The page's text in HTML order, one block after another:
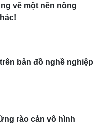
về một nền nông
bản đồ nghề nghiệp
rào cản vô hình